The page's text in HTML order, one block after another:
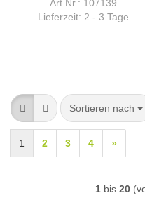
Art.Nr.: 107139
Lieferzeit: 2 - 3 Tage
Sortieren nach
Sortieren nach
1 2 3 4 »
1 bis 20